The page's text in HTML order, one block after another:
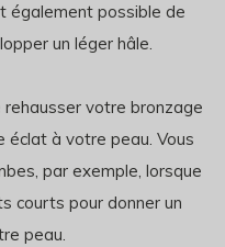
également possible de
un léger hâle.
rehausser votre bronzage
éclat à votre peau. Vous
par exemple, lorsque
courts pour donner un
peau.